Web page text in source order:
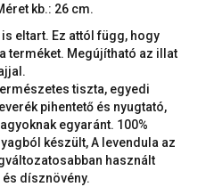
kb.: 26 cm.
eltart. Ez attól függ, hogy
terméket. Megújítható az illat
tiszta, egyedi
pihentető és nyugtató,
egyaránt. 100%
készült, A levendula az
használt
dísznövény.